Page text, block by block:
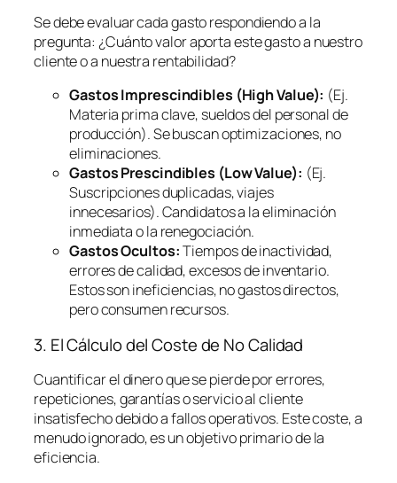
Se debe evaluar cada gasto respondiendo a la
pregunta: ¿Cuánto valor aporta este gasto a nuestro
cliente o a nuestra rentabilidad?
Gastos Imprescindibles (High Value): (Ej.
Materia prima clave, sueldos del personal de
producción). Se buscan optimizaciones, no
eliminaciones.
Gastos Prescindibles (Low Value): (Ej.
Suscripciones duplicadas, viajes
innecesarios). Candidatos a la eliminación
inmediata o la renegociación.
Gastos Ocultos:Tiempos de inactividad,
errores de calidad, excesos de inventario.
Estos son ineficiencias, no gastos directos,
pero consumen recursos.
3. El Cálculo del Coste de No Calidad
Cuantificar el dinero que se pierde por errores,
repeticiones, garantías o servicio al cliente
insatisfecho debido a fallos operativos. Este coste, a
menudo ignorado, es un objetivo primario de la
eficiencia.